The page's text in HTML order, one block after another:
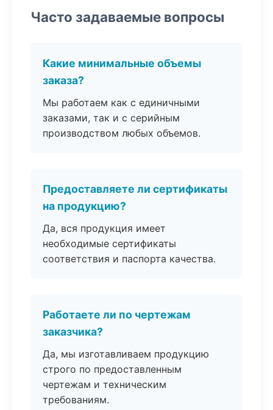
Часто задаваемые вопросы
Какие минимальные объемы
заказа?
Мы работаем как с единичными
заказами, так и с серийным
производством любых объемов.
Предоставляете ли сертификаты
на продукцию?
Да, вся продукция имеет
необходимые сертификаты
соответствия и паспорта качества.
Работаете ли по чертежам
заказчика?
Да, мы изготавливаем продукцию
строго по предоставленным
чертежам и техническим
требованиям.